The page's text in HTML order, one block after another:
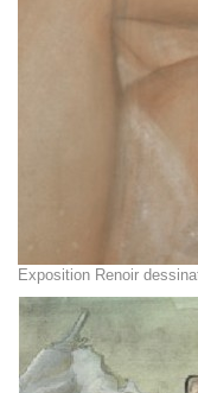
Exposition Renoir